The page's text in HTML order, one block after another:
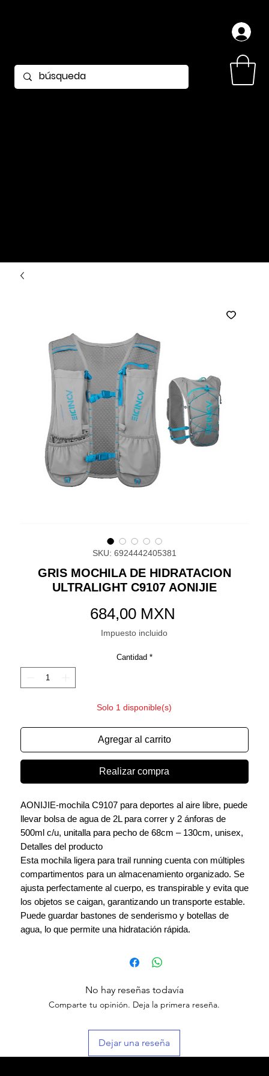
SKU: 6924442405381
GRIS MOCHILA DE HIDRATACION
ULTRALIGHT C9107 AONIJIE
684,00 MXN
Impuesto incluido
Cantidad *
Solo 1 disponible(s)
Agregar al carrito
Realizar compra
AONIJIE-mochila C9107 para deportes al aire libre, puede
llevar bolsa de agua de 2L para correr y 2 ánforas de
500ml c/u, unitalla para pecho de 68cm – 130cm, unisex,
Detalles del producto
Esta mochila ligera para trail running cuenta con múltiples
compartimentos para un almacenamiento organizado. Se
ajusta perfectamente al cuerpo, es transpirable y evita que
los objetos se caigan, garantizando un transporte estable.
Puede guardar bastones de senderismo y botellas de
agua, lo que permite una hidratación rápida.
No hay reseñas todavía
Comparte tu opinión. Deja la primera reseña.
Dejar una reseña